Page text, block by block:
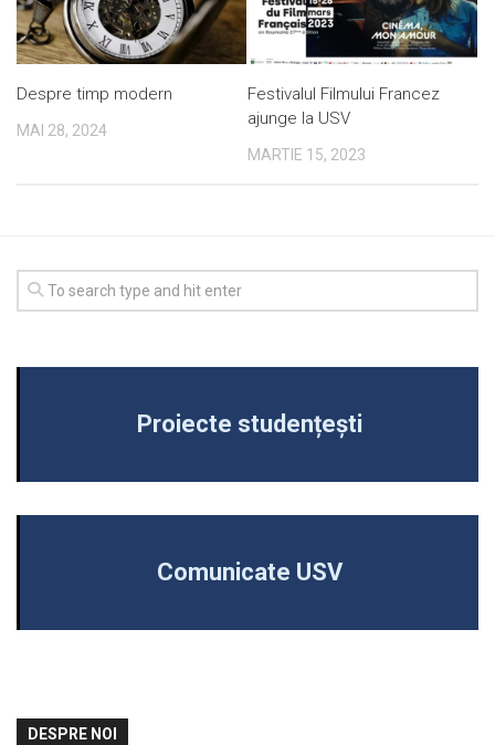
Despre timp modern
MAI 28, 2024
Festivalul Filmului Francez
ajunge la USV
MARTIE 15, 2023
Proiecte studențești
Comunicate USV
DESPRE NOI